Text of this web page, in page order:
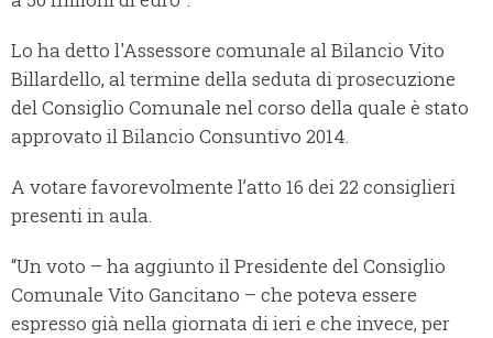
Lo ha detto l'Assessore comunale al Bilancio Vito
Billardello, al termine della seduta di prosecuzione
del Consiglio Comunale nel corso della quale è stato
approvato il Bilancio Consuntivo 2014.
A votare favorevolmente l’atto 16 dei 22 consiglieri
presenti in aula.
“Un voto – ha aggiunto il Presidente del Consiglio
Comunale Vito Gancitano – che poteva essere
espresso già nella giornata di ieri e che invece, per